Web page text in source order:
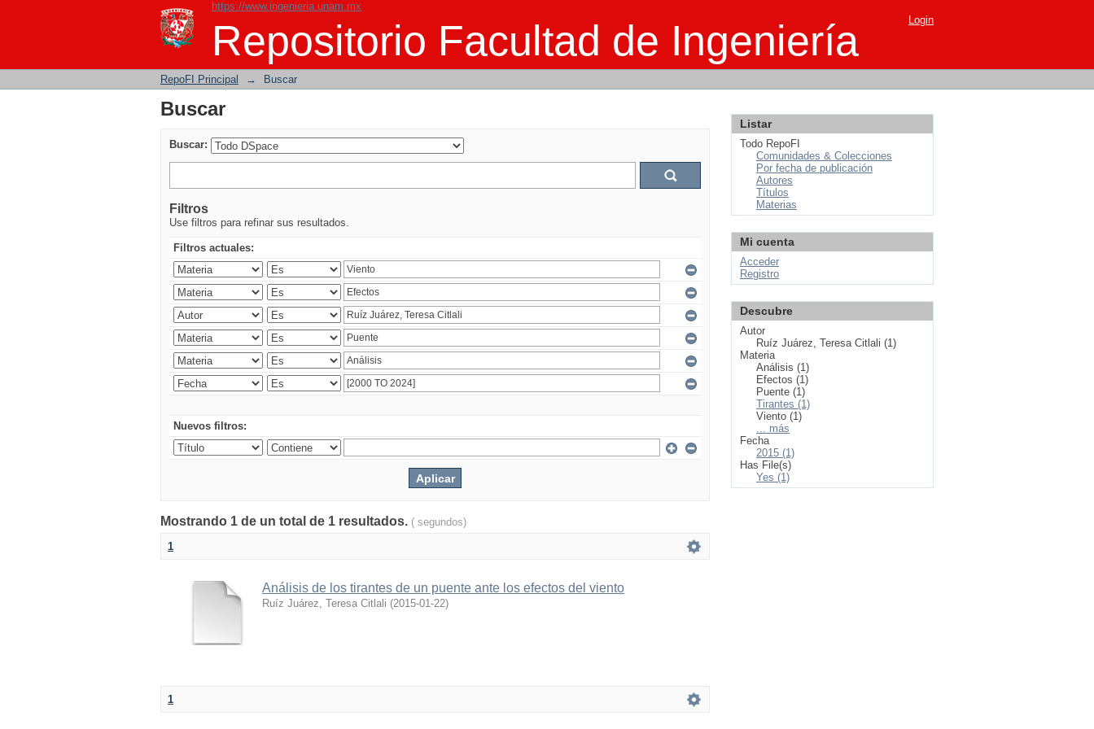
https://www.ingenieria.unam.mx
Repositorio Facultad de Ingeniería
Buscar Login
RepoFI Principal → Buscar
Buscar
Buscar:
Filtros
Use filtros para refinar sus resultados.
Filtros actuales:
Nuevos filtros:
Mostrando 1 de un total de 1 resultados. ( segundos)
1
Análisis de los tirantes de un puente ante los efectos del viento
Ruíz Juárez, Teresa Citlali (2015-01-22)
1
Listar
Todo RepoFI
Comunidades & Colecciones
Por fecha de publicación
Autores
Títulos
Materias
Mi cuenta
Acceder
Registro
Descubre
Autor
Ruíz Juárez, Teresa Citlali (1)
Materia
Análisis (1)
Efectos (1)
Puente (1)
Tirantes (1)
Viento (1)
... más
Fecha
2015 (1)
Has File(s)
Yes (1)